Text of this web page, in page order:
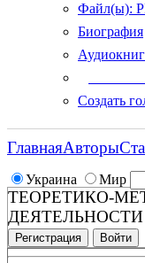
Файл(ы):
Биография
Создать
Украина Мир
ГлавнаяАвторы
ТЕОРЕТИКО-
Регистрация Войти